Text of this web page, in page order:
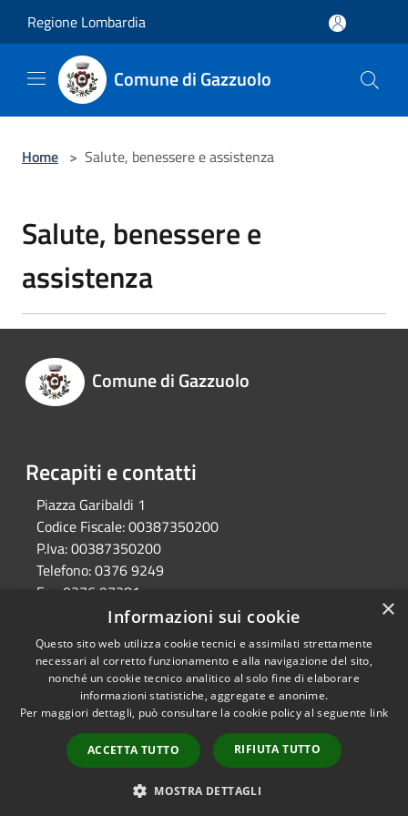
Regione Lombardia
Comune di Gazzuolo
Home > Salute, benessere e assistenza
Salute, benessere e
assistenza
Comune di Gazzuolo
Recapiti e contatti
Piazza Garibaldi 1
Codice Fiscale:00387350200
P.Iva:00387350200
Telefono:0376 9249
Fax:
0376 97381
protocollo@comune.gazzuolo.mn.it
Pec:
comune.gazzuolo@pec.regione.lombardia.it
Accessibilità
Copyright © 2026 • Comune di
Gazzuolo • Powered by
Municipium•
Accesso
redazione
×
Informazioni sui cookie
Questo sito web utilizza cookie tecnici e assimilati strettamente
necessari al corretto funzionamento e alla navigazione del sito,
nonché un cookie tecnico analitico al solo fine di elaborare
informazioni statistiche, aggregate e anonime.
Per maggiori dettagli, può consultare la cookie policy al seguente link
ACCETTA TUTTO RIFIUTA TUTTO
MOSTRA DETTAGLI